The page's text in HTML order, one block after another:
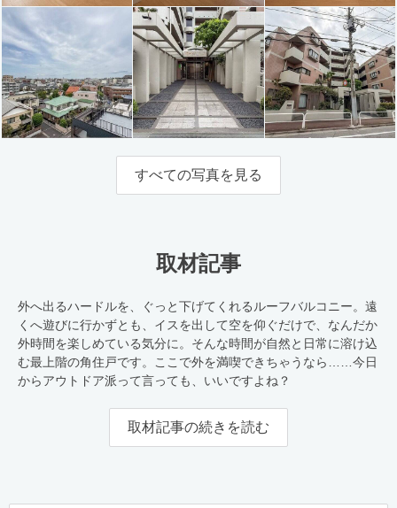
すべての写真を見る
取材記事
外へ出るハードルを、ぐっと下げてくれるルーフバルコニー。遠
くへ遊びに行かずとも、イスを出して空を仰ぐだけで、なんだか
外時間を楽しめている気分に。そんな時間が自然と日常に溶け込
む最上階の角住戸です。ここで外を満喫できちゃうなら……今日
からアウトドア派って言っても、いいですよね？
取材記事の続きを読む